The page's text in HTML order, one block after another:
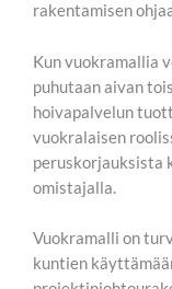
rakentamisen
Kun vuokramallia
puhutaan aivan
hoivapalvelun
vuokralaisen
peruskorjauksista
omistajalla.
Vuokramalli on
kuntien